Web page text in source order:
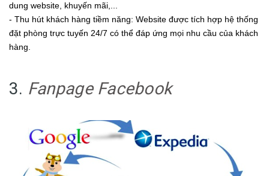
dung website, khuyến mãi,...
- Thu hút khách hàng tiềm năng: Website được tích hợp hệ thống
đặt phòng trực tuyến 24/7 có thể đáp ứng mọi nhu cầu của khách
hàng.
3. Fanpage Facebook